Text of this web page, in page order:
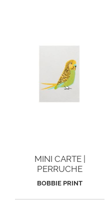
MINI CARTE |
PERRUCHE
BOBBIE PRINT